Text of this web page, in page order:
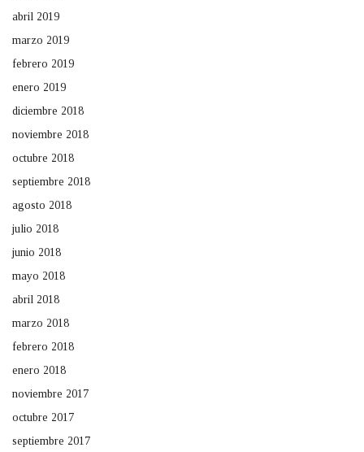
abril 2019
marzo 2019
febrero 2019
enero 2019
diciembre 2018
noviembre 2018
octubre 2018
septiembre 2018
agosto 2018
julio 2018
junio 2018
mayo 2018
abril 2018
marzo 2018
febrero 2018
enero 2018
noviembre 2017
octubre 2017
septiembre 2017